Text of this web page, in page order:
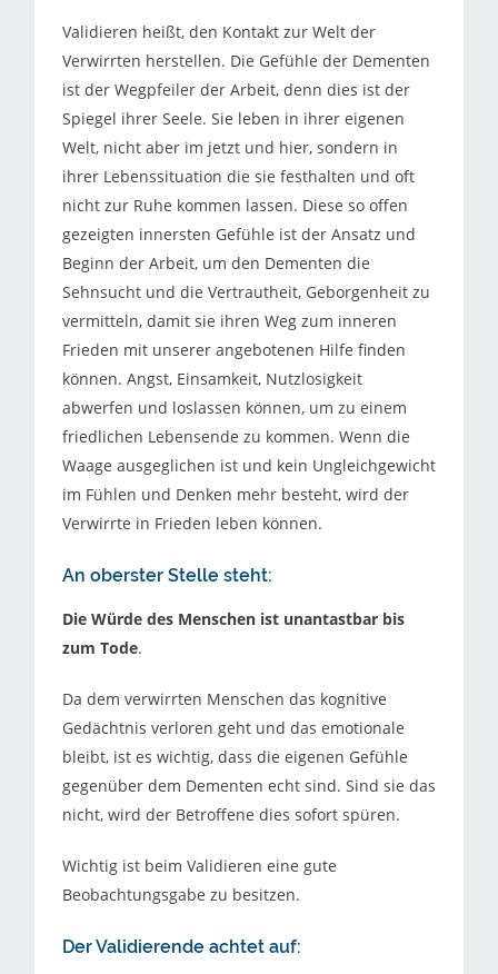
Validieren heißt, den Kontakt zur Welt der
Verwirrten herstellen. Die Gefühle der Dementen
ist der Wegpfeiler der Arbeit, denn dies ist der
Spiegel ihrer Seele. Sie leben in ihrer eigenen
Welt, nicht aber im jetzt und hier, sondern in
ihrer Lebenssituation die sie festhalten und oft
nicht zur Ruhe kommen lassen. Diese so offen
gezeigten innersten Gefühle ist der Ansatz und
Beginn der Arbeit, um den Dementen die
Sehnsucht und die Vertrautheit, Geborgenheit zu
vermitteln, damit sie ihren Weg zum inneren
Frieden mit unserer angebotenen Hilfe finden
können. Angst, Einsamkeit, Nutzlosigkeit
abwerfen und loslassen können, um zu einem
friedlichen Lebensende zu kommen. Wenn die
Waage ausgeglichen ist und kein Ungleichgewicht
im Fühlen und Denken mehr besteht, wird der
Verwirrte in Frieden leben können.
An oberster Stelle steht:
Die Würde des Menschen ist unantastbar bis
zum Tode.
Da dem verwirrten Menschen das kognitive
Gedächtnis verloren geht und das emotionale
bleibt, ist es wichtig, dass die eigenen Gefühle
gegenüber dem Dementen echt sind. Sind sie das
nicht, wird der Betroffene dies sofort spüren.
Wichtig ist beim Validieren eine gute
Beobachtungsgabe zu besitzen.
Der Validierende achtet auf: